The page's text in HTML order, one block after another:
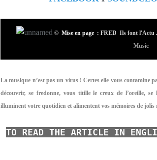
© Mise en page : FRED Ils font l'Actu
Music
La musique n’est pas un virus ! Certes elle vous contamine
découvrir, se fredonne, vous titille le creux de l’oreille,
illuminent votre quotidien et alimentent vos mémoires de
TO READ THE ARTICLE IN